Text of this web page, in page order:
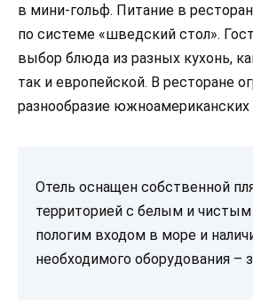
в мини-гольф. Питание в
по системе «шведский стол».
выбор блюда из разных кухонь,
так и европейской. В ресторане
разнообразие
Отель оснащен собственной
территорией с белым и
пологим входом в море и
необходимого оборудования –